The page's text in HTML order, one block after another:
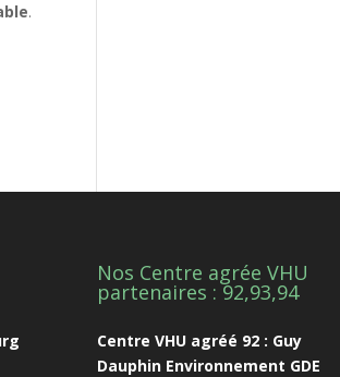
.
Nos Centre agrée VHU
partenaires : 92,93,94
Centre VHU agréé 92 : Guy
Dauphin Environnement GDE